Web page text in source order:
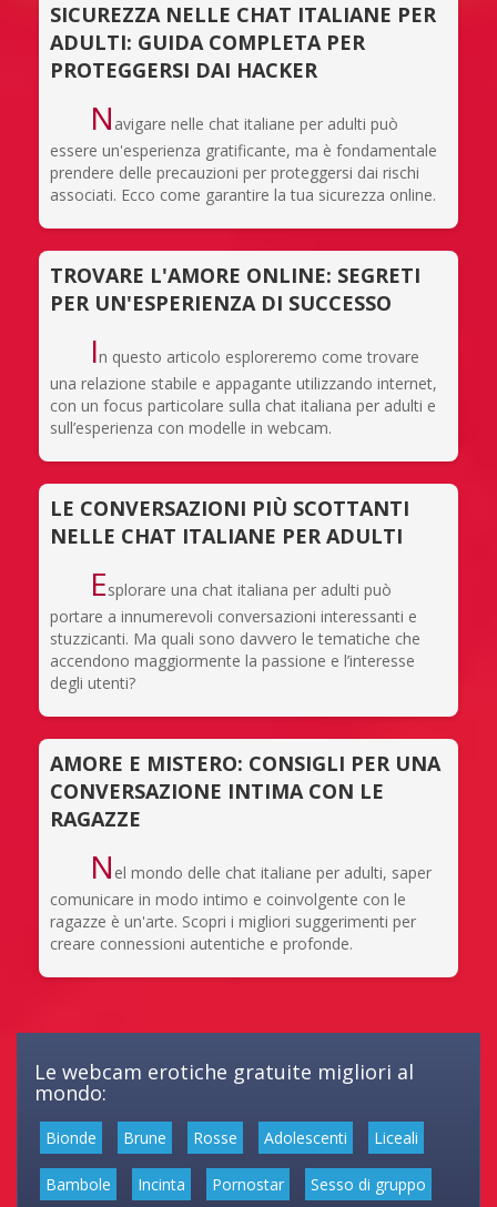
SICUREZZA NELLE CHAT ITALIANE PER
ADULTI: GUIDA COMPLETA PER
PROTEGGERSI DAI HACKER
N avigare nelle chat italiane per adulti può
essere un'esperienza gratificante, ma è fondamentale
prendere delle precauzioni per proteggersi dai rischi
associati. Ecco come garantire la tua sicurezza online.
TROVARE L'AMORE ONLINE: SEGRETI
PER UN'ESPERIENZA DI SUCCESSO
In questo articolo esploreremo come trovare
una relazione stabile e appagante utilizzando internet,
con un focus particolare sulla chat italiana per adulti e
sull’esperienza con modelle in webcam.
LE CONVERSAZIONI PIÙ SCOTTANTI
NELLE CHAT ITALIANE PER ADULTI
Esplorare una chat italiana per adulti può
portare a innumerevoli conversazioni interessanti e
stuzzicanti. Ma quali sono davvero le tematiche che
accendono maggiormente la passione e l’interesse
degli utenti?
AMORE E MISTERO: CONSIGLI PER UNA
CONVERSAZIONE INTIMA CON LE
RAGAZZE
N el mondo delle chat italiane per adulti, saper
comunicare in modo intimo e coinvolgente con le
ragazze è un'arte. Scopri i migliori suggerimenti per
creare connessioni autentiche e profonde.
Le webcam erotiche gratuite migliori al
mondo:
Bionde Brune Rosse Adolescenti Liceali
Bambole Incinta Pornostar Sesso di gruppo